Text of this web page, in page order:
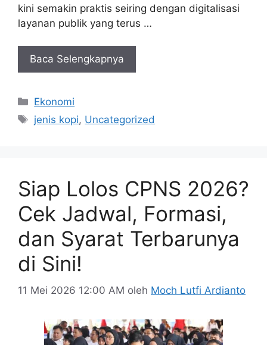
kini semakin praktis seiring dengan digitalisasi
layanan publik yang terus …
Baca Selengkapnya
Kategori
Ekonomi
Tag
jenis kopi, Uncategorized
Siap Lolos CPNS 2026?
Cek Jadwal, Formasi,
dan Syarat Terbarunya
di Sini!
11 Mei 2026 12:00 AM oleh Moch Lutfi Ardianto